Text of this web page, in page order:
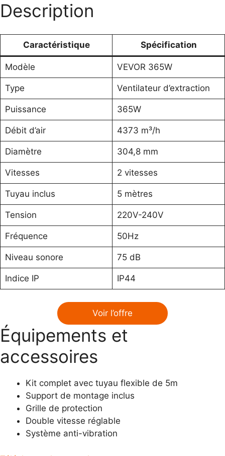
Description
Caractéristique Spécification
Modèle VEVOR 365W
Type Ventilateur d’extraction
Puissance 365W
Débit d’air 4373 m³/h
Diamètre 304,8 mm
Vitesses 2 vitesses
Tuyau inclus 5 mètres
Tension 220V-240V
Fréquence 50Hz
Niveau sonore 75 dB
Indice IP IP44
Voir l’offre
Équipements et
accessoires
Kit complet avec tuyau flexible de 5m
Support de montage inclus
Grille de protection
Double vitesse réglable
Système anti-vibration